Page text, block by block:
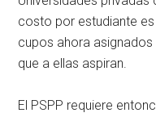
costo por estudiante
cupos ahora
que a ellas aspiran.
El PSPP requiere